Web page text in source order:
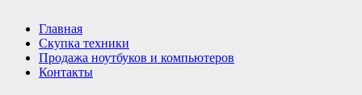
Главная
Скупка техники
Продажа ноутбуков и компьютеров
Контакты